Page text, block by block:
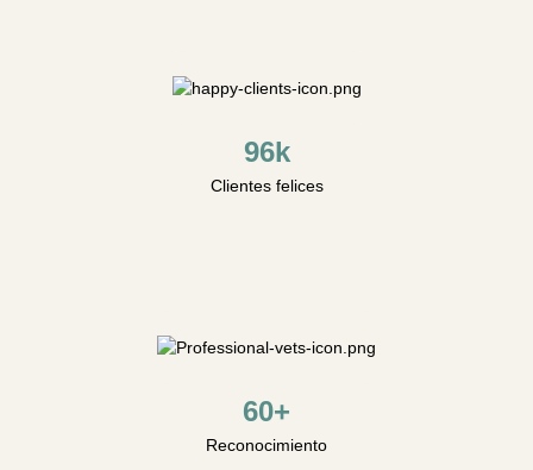
96k
Clientes felices
60+
Reconocimiento